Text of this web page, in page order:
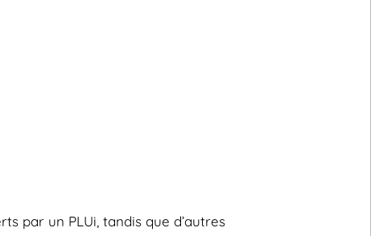
par un PLUi, tandis que d’autres